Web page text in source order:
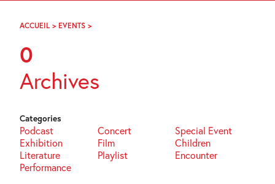
Archives
FR
ACCUEIL > EVENTS >
0
Archives
Categories
Podcast Concert
Special Event
Exhibition
Film
Children
Literature
Playlist
Encounter
Performance